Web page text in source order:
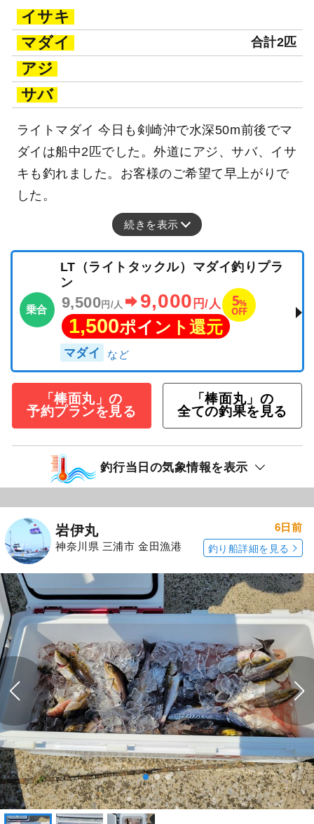
イサキ
マダイ
合計2匹
アジ
サバ
ライトマダイ 今日も剣崎沖で水深50m前後でマ
ダイは船中2匹でした。外道にアジ、サバ、イサ
キも釣れました。お客様のご希望て早上がりで
した。
続きを表示
乗合
LT（ライトタックル）マダイ釣りプラ
ン
9,500 円/人 9,000 円/人 5%
OFF
1,500ポイント還元
マダイ
「棒面丸」の
予約プランを見る
「棒面丸」の
全ての釣果を見る
釣行当日の気象情報を表示
岩伊丸
神奈川県 三浦市 金田漁港
6日前
釣り船詳細を見る